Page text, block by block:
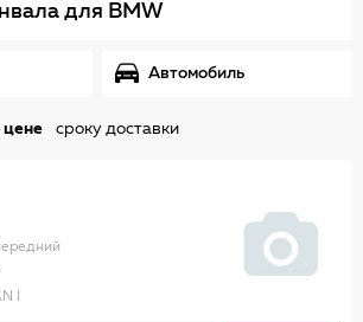
для BMW
Автомобиль
цене сроку доставки
I